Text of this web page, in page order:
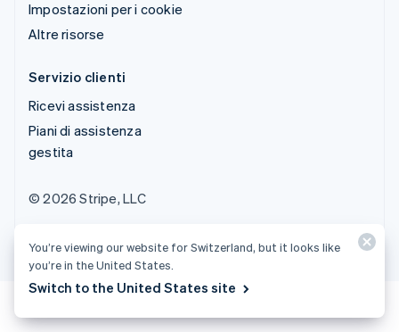
Impostazioni per i cookie
Altre risorse
Servizio clienti
Ricevi assistenza
Piani di assistenza
gestita
© 2026 Stripe, LLC
You’re viewing our website for Switzerland, but it looks like
you’re in the United States.
Switch to the United States site